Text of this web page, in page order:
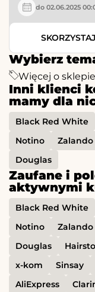
Wybierz
Więcej o sklepie
Inni klienci
mamy dla
Black Red White
Notino
Douglas
Zaufane i
aktywnymi
Black Red White
Notino
Douglas
x-kom
Sinsay
AliExpress
do 02.06.2025
SKORZYSTAJ